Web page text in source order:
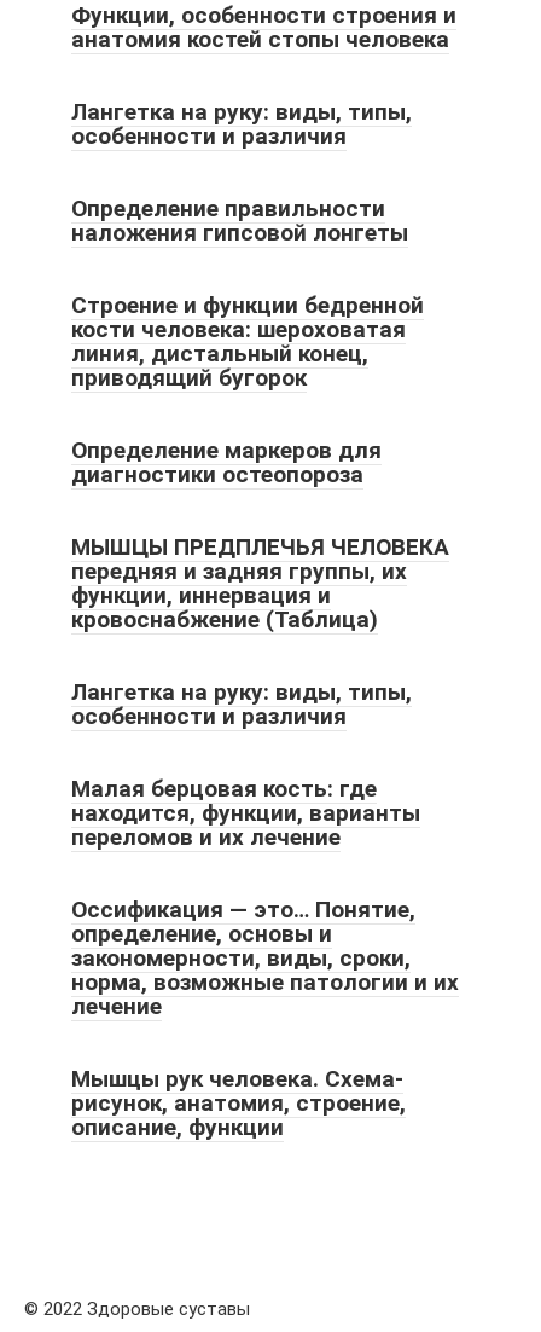
Функции, особенности строения и
анатомия костей стопы человека
Лангетка на руку: виды, типы,
особенности и различия
Определение правильности
наложения гипсовой лонгеты
Строение и функции бедренной
кости человека: шероховатая
линия, дистальный конец,
приводящий бугорок
Определение маркеров для
диагностики остеопороза
МЫШЦЫ ПРЕДПЛЕЧЬЯ ЧЕЛОВЕКА
передняя и задняя группы, их
функции, иннервация и
кровоснабжение (Таблица)
Лангетка на руку: виды, типы,
особенности и различия
Малая берцовая кость: где
находится, функции, варианты
переломов и их лечение
Оссификация — это… Понятие,
определение, основы и
закономерности, виды, сроки,
норма, возможные патологии и их
лечение
Мышцы рук человека. Схема-
рисунок, анатомия, строение,
описание, функции
© 2022 Здоровые суставы